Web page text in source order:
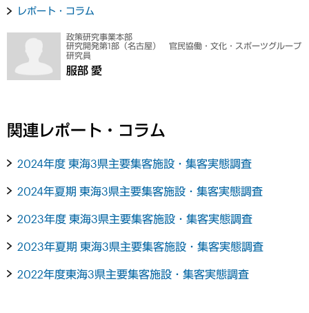
レポート・コラム
政策研究事業本部
研究開発第1部（名古屋） 官民協働・文化・スポーツグループ
研究員
服部 愛
関連レポート・コラム
2024年度 東海3県主要集客施設・集客実態調査
2024年夏期 東海3県主要集客施設・集客実態調査
2023年度 東海3県主要集客施設・集客実態調査
2023年夏期 東海3県主要集客施設・集客実態調査
2022年度東海3県主要集客施設・集客実態調査